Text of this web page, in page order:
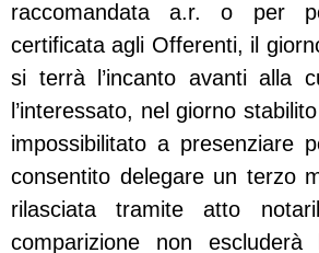
raccomandata a.r. o per
certificata agli Offerenti, il
si terrà l’incanto avanti alla
l’interessato, nel giorno
impossibilitato a presenziare
consentito delegare un terzo
rilasciata tramite atto
comparizione non